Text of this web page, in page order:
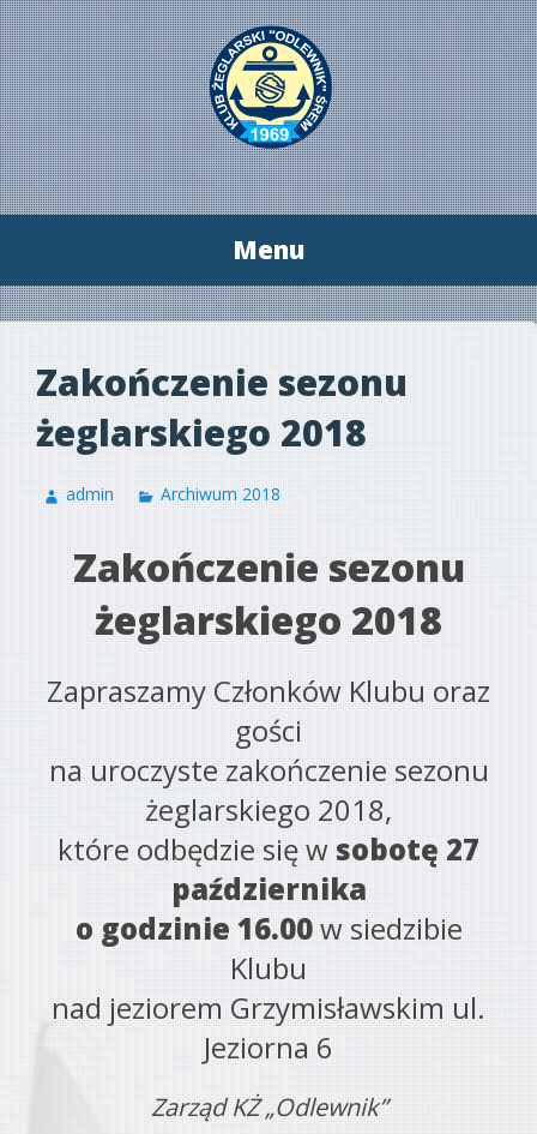
Menu
Przeskocz
do
Zakończenie sezonu
żeglarskiego 2018
admin Archiwum 2018
Zakończenie sezonu
żeglarskiego 2018
Zapraszamy Członków Klubu oraz
gości
na uroczyste zakończenie sezonu
żeglarskiego 2018,
które odbędzie się w sobotę 27
października
o godzinie 16.00w siedzibie
Klubu
nad jeziorem Grzymisławskim ul.
Jeziorna 6
Zarząd KŻ „Odlewnik”